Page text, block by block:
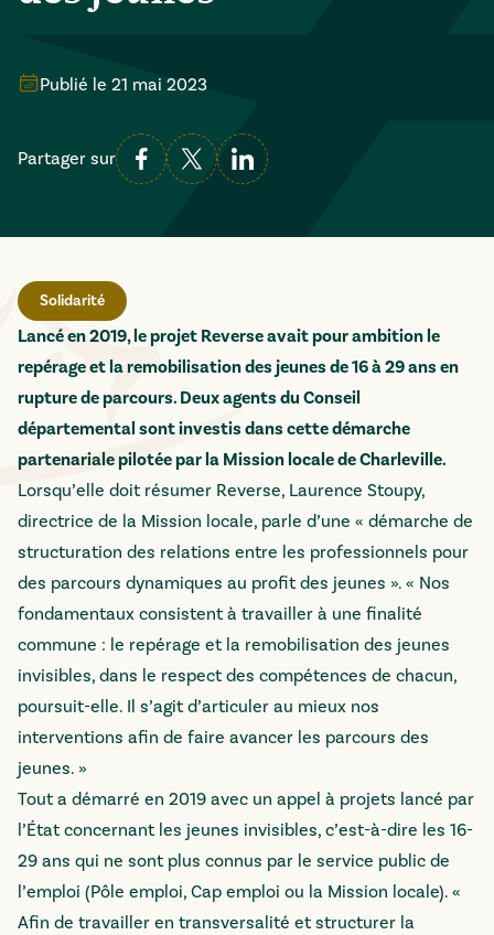
Publié le 21 mai 2023
Partager sur
Solidarité
Lancé en 2019, le projet Reverse avait pour ambition le
repérage et la remobilisation des jeunes de 16 à 29 ans en
rupture de parcours. Deux agents du Conseil
départemental sont investis dans cette démarche
partenariale pilotée par la Mission locale de Charleville.
Lorsqu’elle doit résumer Reverse, Laurence Stoupy,
directrice de la Mission locale, parle d’une « démarche de
structuration des relations entre les professionnels pour
des parcours dynamiques au profit des jeunes ». « Nos
fondamentaux consistent à travailler à une finalité
commune : le repérage et la remobilisation des jeunes
invisibles, dans le respect des compétences de chacun,
poursuit-elle. Il s’agit d’articuler au mieux nos
interventions afin de faire avancer les parcours des
jeunes. »
Tout a démarré en 2019 avec un appel à projets lancé par
l’État concernant les jeunes invisibles, c’est-à-dire les 16-
29 ans qui ne sont plus connus par le service public de
l’emploi (Pôle emploi, Cap emploi ou la Mission locale). «
Afin de travailler en transversalité et structurer la